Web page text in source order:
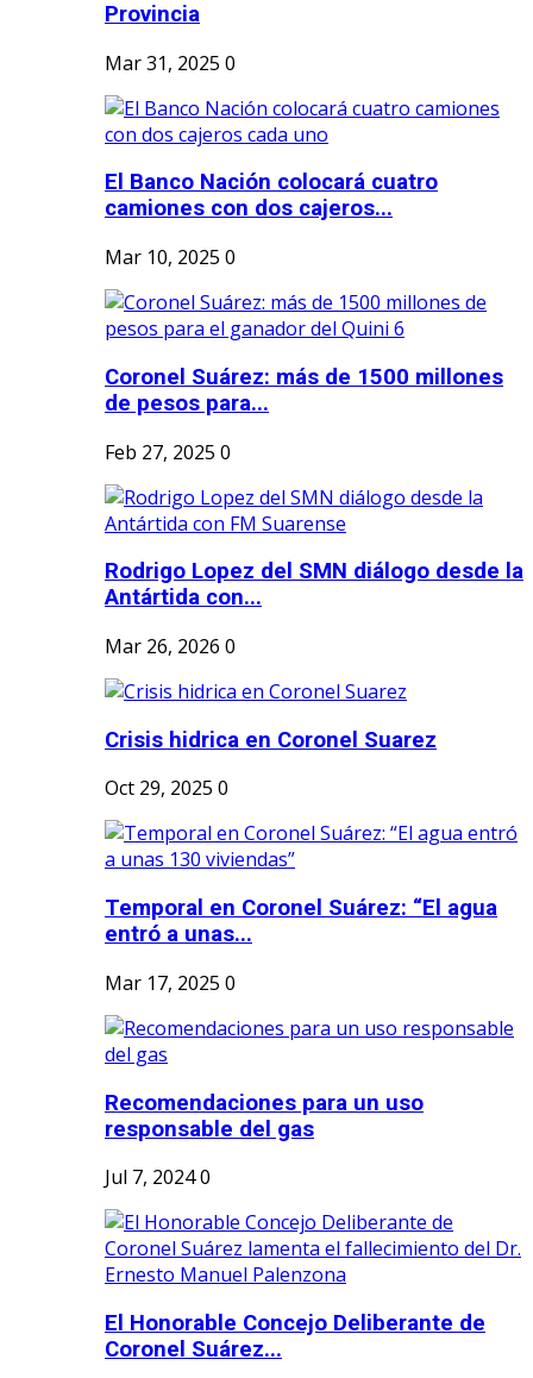
Provincia
Mar 31, 2025 0
El Banco Nación colocará cuatro
camiones con dos cajeros...
Mar 10, 2025 0
Coronel Suárez: más de 1500 millones
de pesos para...
Feb 27, 2025 0
Rodrigo Lopez del SMN diálogo desde la
Antártida con...
Mar 26, 2026 0
Crisis hidrica en Coronel Suarez
Oct 29, 2025 0
Temporal en Coronel Suárez: “El agua
entró a unas...
Mar 17, 2025 0
Recomendaciones para un uso
responsable del gas
Jul 7, 20240
El Honorable Concejo Deliberante de
Coronel Suárez...